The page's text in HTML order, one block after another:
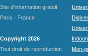
Site d'information gratuit
Paris - France
Copyright 2026
Tout droit de reproduction
Mon-